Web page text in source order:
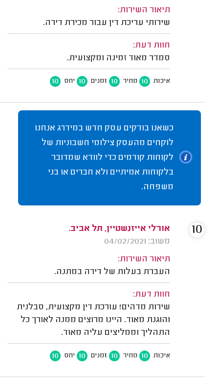
תיאור השירות:
שירותי עריכת דין עבור מכירת דירה.
חוות דעת:
סמדר מאוד זמינה ומקצועית.
איכות 10 מחיר 10 זמנים 10 יחס 10
כשאנו בודקים עסק חדש במידרג אנחנו
לוקחים מהעסק צילומי חשבוניות של
לקוחות קודמים כדי לוודא שמדובר
בלקוחות אמיתיים ולא חברים או בני
משפחה.
אורלי אייזנשטיין, תל אביב.
משוב: 04/02/2021
תיאור השירות:
העברת בעלות של דירה במתנה.
חוות דעת:
שירות מדהים! עורכת דין מקצועית, סבלנית
והוגנת מאוד. היינו מרוצים ממנה לאורך כל
התהליך וממליצים עליה מאוד.
איכות 10 מחיר 10 זמנים 10 יחס 10
10